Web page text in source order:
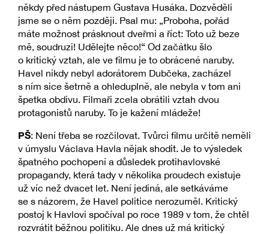
někdy před nástupem Gustava Husáka. Dozvěděli
jsme se o něm později. Psal mu: „Proboha, pořád
máte možnost prásknout dveřmi a říct: Toto už beze
mě, soudruzi! Udělejte něco!“ Od začátku šlo
o kritický vztah, ale ve filmu je to obrácené naruby.
Havel nikdy nebyl adorátorem Dubčeka, zacházel
s ním sice šetrně a ohleduplně, ale nebyla v tom ani
špetka obdivu. Filmaři zcela obrátili vztah dvou
protagonistů naruby. To je kažení mládeže!
PŠ: Není třeba se rozčilovat. Tvůrci filmu určitě neměli
v úmyslu Václava Havla nějak shodit. Je to výsledek
špatného pochopení a důsledek protihavlovské
propagandy, která tady v několika proudech existuje
už víc než dvacet let. Není jediná, ale setkáváme
se s názorem, že Havel politice nerozuměl. Kritický
postoj k Havlovi spočíval po roce 1989 v tom, že chtěl
rozvrátit běžnou politiku. Ale dnes už má kritický